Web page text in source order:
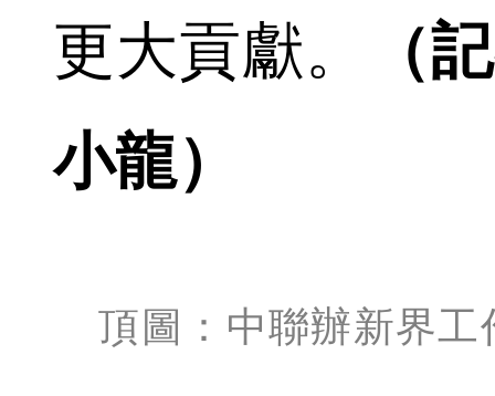
更大貢獻。
（
小龍）
頂圖：中聯辦新界工